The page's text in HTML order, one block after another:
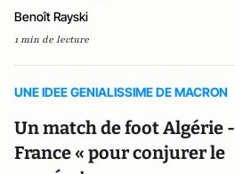
Benoît Rayski
1 min de lecture
UNE IDEE GENIALISSIME DE MACRON
Un match de foot Algérie -
France « pour conjurer le